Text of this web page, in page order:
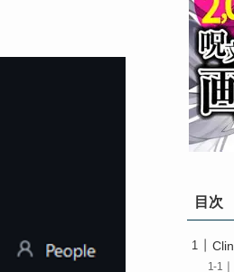
目次